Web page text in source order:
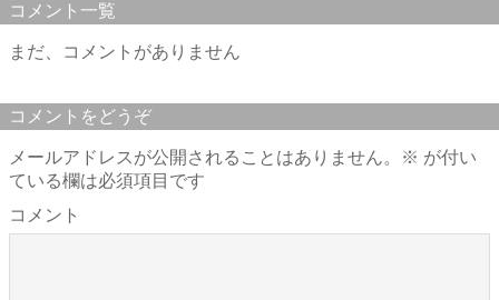
コメント一覧
まだ、コメントがありません
コメントをどうぞ
メールアドレスが公開されることはありません。 ※ が付い
ている欄は必須項目です
コメント